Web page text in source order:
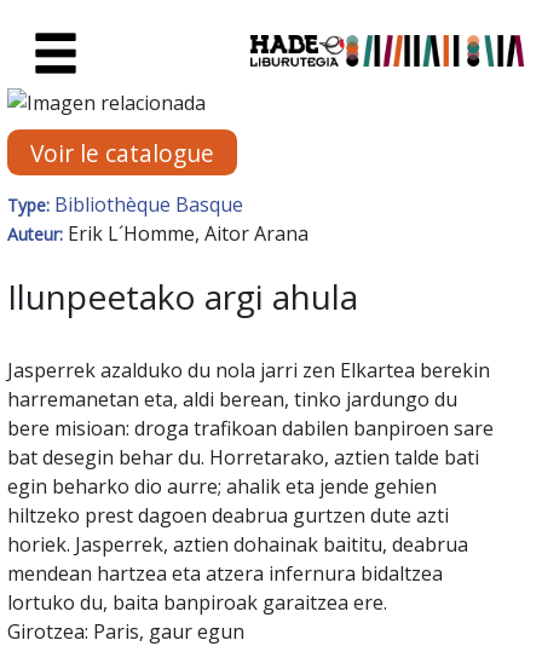
Fiche de Nouveaux Livres -
Voir le catalogue
Type: Bibliothèque Basque
Auteur: Erik L´Homme, Aitor Arana
Ilunpeetako argi ahula
Jasperrek azalduko du nola jarri zen Elkartea berekin
harremanetan eta, aldi berean, tinko jardungo du
bere misioan: droga trafikoan dabilen banpiroen sare
bat desegin behar du. Horretarako, aztien talde bati
egin beharko dio aurre; ahalik eta jende gehien
hiltzeko prest dagoen deabrua gurtzen dute azti
horiek. Jasperrek, aztien dohainak baititu, deabrua
mendean hartzea eta atzera infernura bidaltzea
lortuko du, baita banpiroak garaitzea ere.
Girotzea: Paris, gaur egun